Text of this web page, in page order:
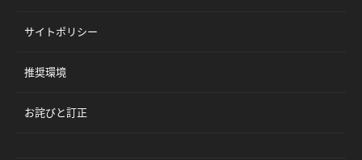
サイトポリシー
推奨環境
お詫びと訂正